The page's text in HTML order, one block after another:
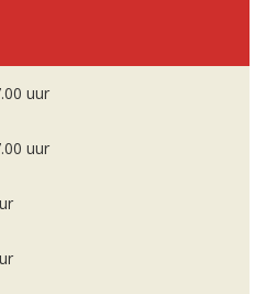
uur
uur